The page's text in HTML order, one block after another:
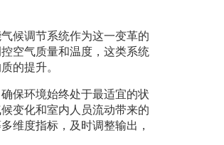
候调节系统作为这一变革的
空气质量和温度，这类系统
的提升。
保环境始终处于最适宜的状
变化和室内人员流动带来的
维度指标，及时调整输出，